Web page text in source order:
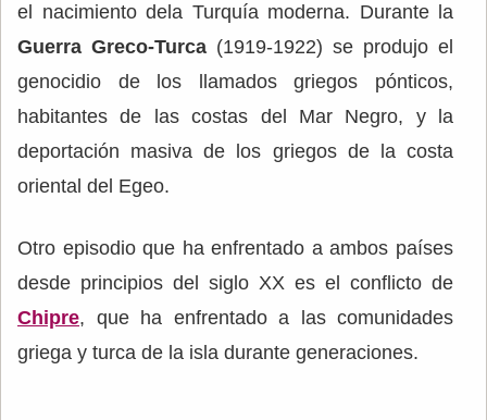
el nacimiento dela Turquía moderna. Durante la
Guerra Greco-Turca (1919-1922) se produjo el
genocidio de los llamados griegos pónticos,
habitantes de las costas del Mar Negro, y la
deportación masiva de los griegos de la costa
oriental del Egeo.
Otro episodio que ha enfrentado a ambos países
desde principios del siglo XX es el conflicto de
Chipre, que ha enfrentado a las comunidades
griega y turca de la isla durante generaciones.